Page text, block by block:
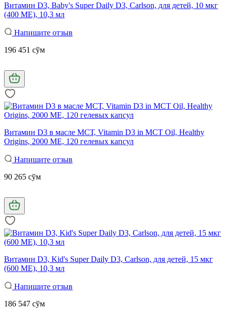
Витамин D3, Baby's Super Daily D3, Carlson, для детей, 10 мкг
(400 МЕ), 10,3 мл
Напишите отзыв
196 451 сўм
Витамин D3 в масле МСТ, Vitamin D3 in MCT Oil, Healthy
Origins, 2000 МЕ, 120 гелевых капсул
Напишите отзыв
90 265 сўм
Витамин D3, Kid's Super Daily D3, Carlson, для детей, 15 мкг
(600 МЕ), 10,3 мл
Напишите отзыв
186 547 сўм